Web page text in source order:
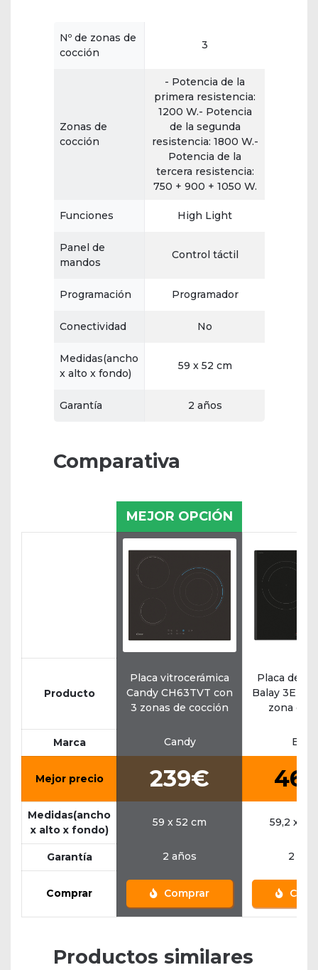
Nº de zonas de
cocción
3
Zonas de
cocción
- Potencia de la
primera resistencia:
1200 W.- Potencia
de la segunda
resistencia: 1800 W.-
Potencia de la
tercera resistencia:
750 + 900 + 1050 W.
Funciones High Light
Panel de
mandos
Control táctil
Programación Programador
Conectividad No
Medidas(ancho
x alto x fondo)
59 x 52 cm
Garantía 2 años
Comparativa
MEJOR OPCIÓN
Producto
Placa vitrocerámica
Candy CH63TVT con
3 zonas de cocción
Placa de
Balay
zona de
Marca Candy
Mejor precio 239€
Medidas(ancho
x alto x fondo)
59 x 52 cm 59,2 x
Garantía 2 años 2
Comprar Comprar
Productos similares